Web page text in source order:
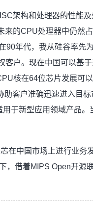
架构和处理器的性能及
来的CPU处理器中仍然
90年代，我从硅谷率先
客户。现在中国可以基
核在64位芯片发展可
客户准确迅速进入目
于新型应用领域产品。
在中国市场上进行业务
，借着MIPS Open开源